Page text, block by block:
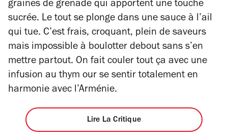
graines de grenade qui apportent une touche
sucrée. Le tout se plonge dans une sauce à l’ail
qui tue. C’est frais, croquant, plein de saveurs
mais impossible à boulotter debout sans s’en
mettre partout. On fait couler tout ça avec une
infusion au thym our se sentir totalement en
harmonie avec l’Arménie.
Lire La Critique